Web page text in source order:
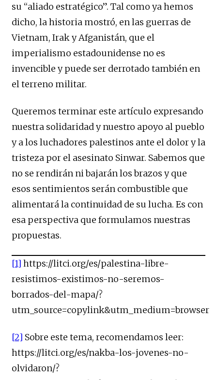
su “aliado estratégico”. Tal como ya hemos
dicho, la historia mostró, en las guerras de
Vietnam, Irak y Afganistán, que el
imperialismo estadounidense no es
invencible y puede ser derrotado también en
el terreno militar.
Queremos terminar este artículo expresando
nuestra solidaridad y nuestro apoyo al pueblo
y a los luchadores palestinos ante el dolor y la
tristeza por el asesinato Sinwar. Sabemos que
no se rendirán ni bajarán los brazos y que
esos sentimientos serán combustible que
alimentará la continuidad de su lucha. Es con
esa perspectiva que formulamos nuestras
propuestas.
[1] https://litci.org/es/palestina-libre-
resistimos-existimos-no-seremos-
borrados-del-mapa/?
utm_source=copylink&utm_medium=browser
[2] Sobre este tema, recomendamos leer:
https://litci.org/es/nakba-los-jovenes-no-
olvidaron/?